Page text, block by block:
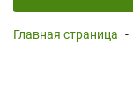
Главная страница -